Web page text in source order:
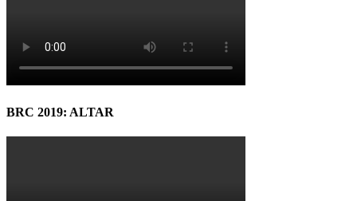
BRC 2019: ALTAR